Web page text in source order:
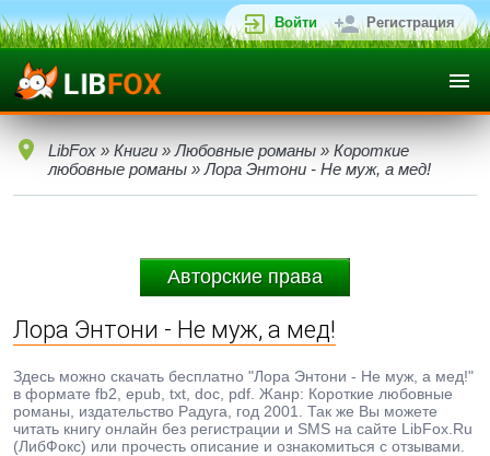
Войти Регистрация
LibFox » Книги » Любовные романы » Короткие
любовные романы » Лора Энтони - Не муж, а мед!
Авторские права
Лора Энтони - Не муж, а мед!
Здесь можно скачать бесплатно "Лора Энтони - Не муж, а мед!"
в формате fb2, epub, txt, doc, pdf. Жанр: Короткие любовные
романы, издательство Радуга, год 2001. Так же Вы можете
читать книгу онлайн без регистрации и SMS на сайте LibFox.Ru
(ЛибФокс) или прочесть описание и ознакомиться с отзывами.